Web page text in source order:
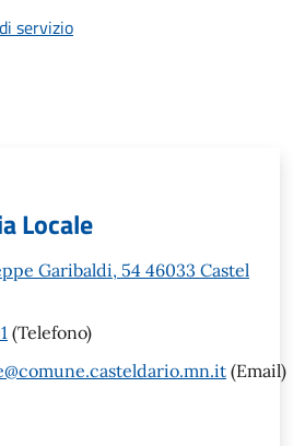
servizio
Locale
Garibaldi, 54 46033 Castel
(Telefono)
(Email)